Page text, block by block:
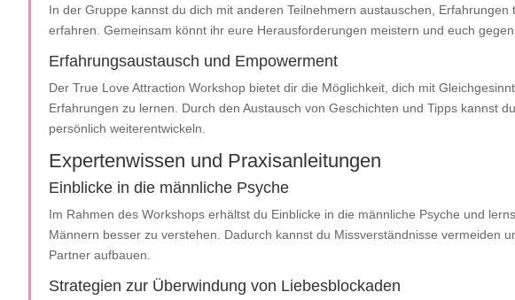
In der Gruppe kannst du dich mit anderen Teilnehmern austauschen,
erfahren. Gemeinsam könnt ihr eure Herausforderungen meistern und euch
Erfahrungsaustausch und Empowerment
Der True Love Attraction Workshop bietet dir die Möglichkeit, dich mit
Erfahrungen zu lernen. Durch den Austausch von Geschichten und Tipps kannst
persönlich weiterentwickeln.
Expertenwissen und Praxisanleitungen
Einblicke in die männliche Psyche
Im Rahmen des Workshops erhältst du Einblicke in die männliche Psyche und
Männern besser zu verstehen. Dadurch kannst du Missverständnisse vermeiden
Partner aufbauen.
Strategien zur Überwindung von Liebesblockaden